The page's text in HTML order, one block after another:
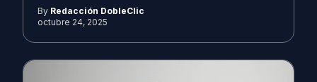
By Redacción DobleClic
octubre 24, 2025